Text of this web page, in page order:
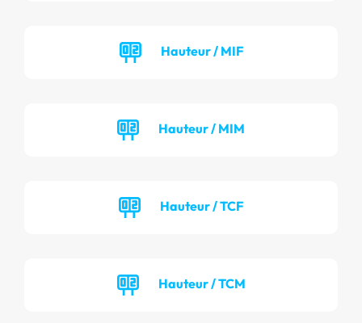
Hauteur / MIF
Hauteur / MIM
Hauteur / TCF
Hauteur / TCM